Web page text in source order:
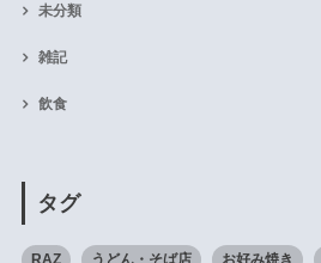
未分類
雑記
飲食
タグ
RAZ うどん・そば店 お好み焼き